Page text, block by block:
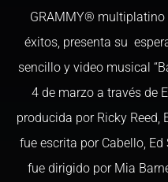
GRAMMY® multiplatino
éxitos, presenta su
sencillo y video musical
4 de marzo a través de
producida por Ricky Reed,
fue escrita por Cabello, Ed
fue dirigido por Mia